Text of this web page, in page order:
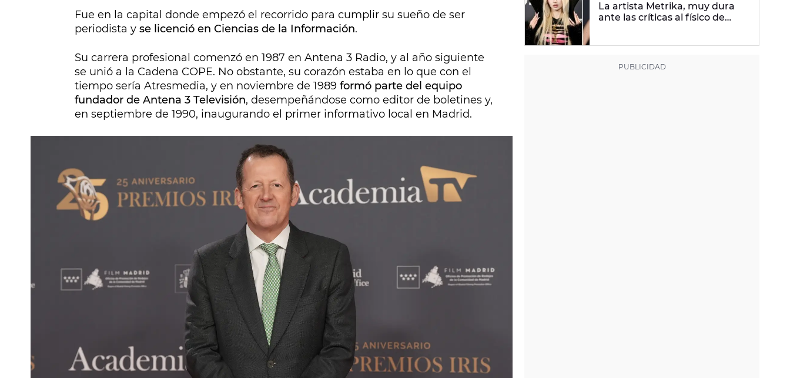
Fue en la capital donde empezó el recorrido para cumplir su sueño de ser
periodista y se licenció en Ciencias de la Información.
Su carrera profesional comenzó en 1987 en Antena 3 Radio, y al año siguiente
se unió a la Cadena COPE. No obstante, su corazón estaba en lo que con el
tiempo sería Atresmedia, y en noviembre de 1989 formó parte del equipo
fundador de Antena 3 Televisión, desempeñándose como editor de boletines y,
en septiembre de 1990, inaugurando el primer informativo local en Madrid.
La artista Metrika, muy dura
ante las críticas al físico de